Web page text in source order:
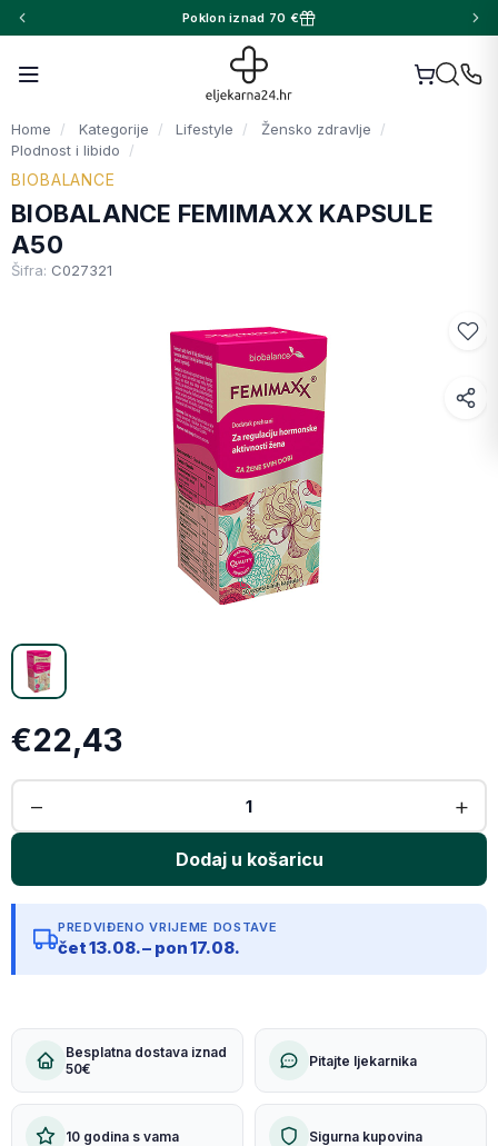
Poklon iznad 70 €
Home Kategorije Lifestyle
Žensko zdravlje
Plodnost i libido
BIOBALANCE
BIOBALANCE FEMIMAXX KAPSULE
A50
Šifra: C027321
Facebook
WhatsApp
X (Twitter)
Email
Kopiraj link
€22,43
PREDVIĐENO VRIJEME DOSTAVE
čet 13.08. – pon 17.08.
Besplatna dostava iznad
50€
Pitajte ljekarnika
10 godina s vama Sigurna kupovina